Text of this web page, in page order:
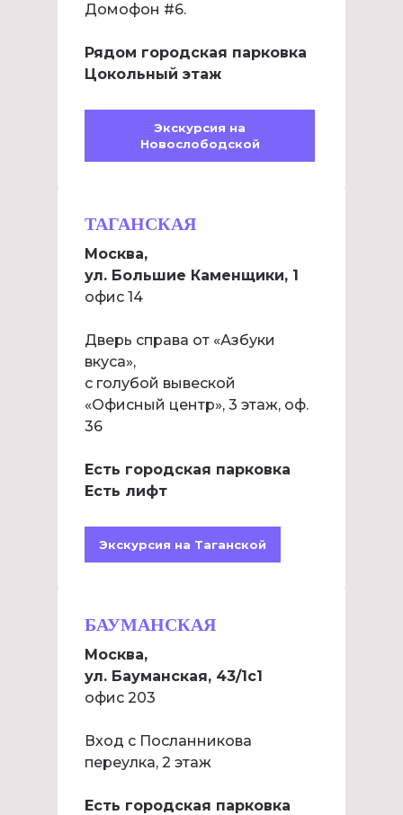
Домофон #6.
Рядом городская парковка
Цокольный этаж
Экскурсия на
Новослободской
ТАГАНСКАЯ
Москва,
ул. Большие Каменщики, 1
офис 14
Дверь справа от «Азбуки
вкуса»,
с голубой вывеской
«Офисный центр», 3 этаж, оф.
36
Есть городская парковка
Есть лифт
Экскурсия на Таганской
БАУМАНСКАЯ
Москва,
ул. Бауманская, 43/1с1
офис 203
Вход с Посланникова
переулка, 2 этаж
Есть городская парковка